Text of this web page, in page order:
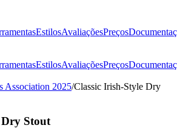
EstilosAvaliaçõesPreços
EstilosAvaliaçõesPreços
Association 2025/Classic Irish-Style Dry
Dry Stout